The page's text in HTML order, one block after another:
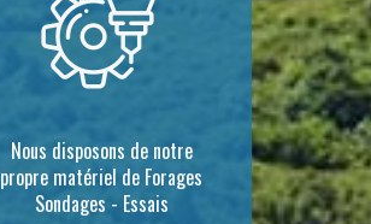
Nous disposons de notre
propre matériel de Forages
Sondages - Essais